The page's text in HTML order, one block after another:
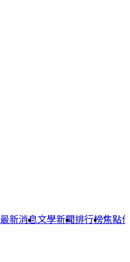
最新消息文學新聞排行榜焦點